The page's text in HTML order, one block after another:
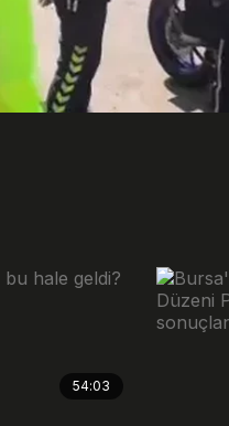
54:03